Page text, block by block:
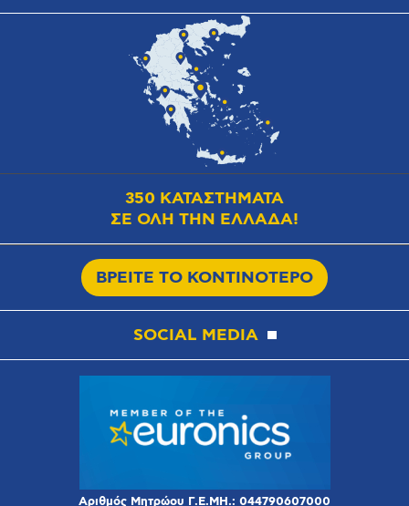
350 ΚΑΤΑΣΤΗΜΑΤΑ
ΣΕ ΟΛΗ ΤΗΝ ΕΛΛΑΔΑ!
ΒΡΕΙΤΕ ΤΟ ΚΟΝΤΙΝΟΤΕΡΟ
SOCIAL MEDIA